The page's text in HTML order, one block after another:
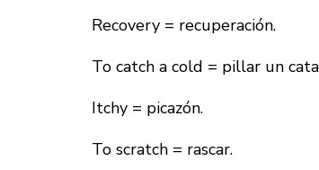
Recovery = recuperación.
To catch a cold = pillar un
Itchy = picazón.
To scratch = rascar.